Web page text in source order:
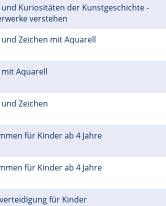
und Kuriositäten der Kunstgeschichte -
verstehen
Zeichen mit Aquarell
mit Aquarell
Zeichen
für Kinder ab 4 Jahre
für Kinder ab 4 Jahre
für Kinder